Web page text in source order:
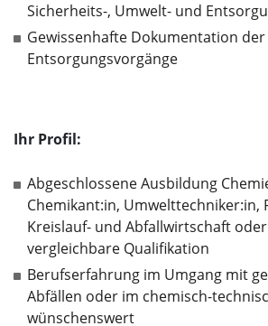
Sicherheits-, Umwelt- und
Gewissenhafte Dokumentation der
Entsorgungsvorgänge
Ihr Profil:
Abgeschlossene Ausbildung
Chemikant:in, Umwelttechniker:in,
Kreislauf- und Abfallwirtschaft
vergleichbare Qualifikation
Berufserfahrung im Umgang mit
Abfällen oder im chemisch-
wünschenswert